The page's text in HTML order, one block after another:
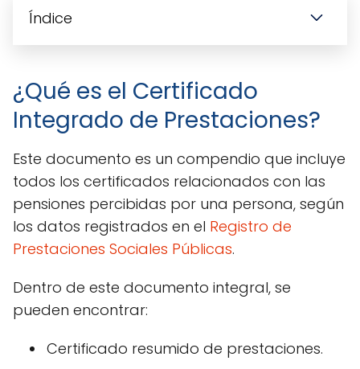
Índice
¿Qué es el Certificado
Integrado de Prestaciones?
Este documento es un compendio que incluye
todos los certificados relacionados con las
pensiones percibidas por una persona, según
los datos registrados en el Registro de
Prestaciones Sociales Públicas.
Dentro de este documento integral, se
pueden encontrar:
Certificado resumido de prestaciones.